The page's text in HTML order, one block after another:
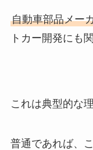
自動車部品メー
トカー開発にも
これは典型的な
普通であれば、